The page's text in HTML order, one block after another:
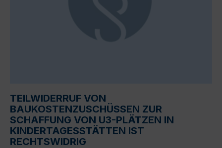
TEILWIDERRUF VON
BAUKOSTENZUSCHÜSSEN ZUR
SCHAFFUNG VON U3-PLÄTZEN IN
KINDERTAGESSTÄTTEN IST
RECHTSWIDRIG